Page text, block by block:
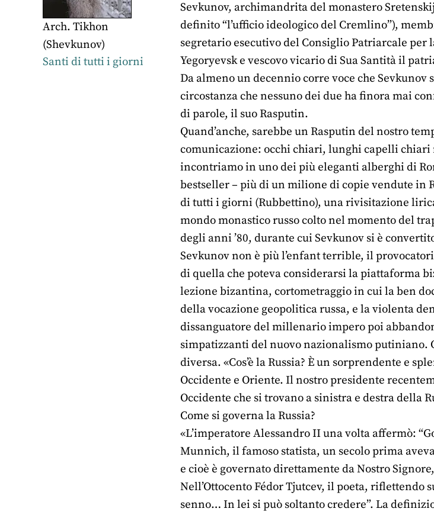
Arch. Tikhon
(Shevkunov)
Santi di tutti i giorni
Sevkunov, archimandrita del monastero
definito “l’ufficio ideologico del Cremlino”),
segretario esecutivo del Consiglio Patriarcale
Yegoryevsk e vescovo vicario di Sua Santità il
Da almeno un decennio corre voce che
circostanza che nessuno dei due ha finora mai
di parole, il suo Rasputin.
Quand’anche, sarebbe un Rasputin del nostro
comunicazione: occhi chiari, lunghi capelli
incontriamo in uno dei più eleganti alberghi di
bestseller – più di un milione di copie vendute
di tutti i giorni (Rubbettino), una rivisitazione
mondo monastico russo colto nel momento del
degli anni ’80, durante cui Sevkunov si è
Sevkunov non è più l’enfant terrible, il
di quella che poteva considerarsi la piattaforma
lezione bizantina, cortometraggio in cui la ben
della vocazione geopolitica russa, e la violenta
dissanguatore del millenario impero poi
simpatizzanti del nuovo nazionalismo putiniano.
diversa. «Cos’è la Russia? È un sorprendente e
Occidente e Oriente. Il nostro presidente
Occidente che si trovano a sinistra e destra della
Come si governa la Russia?
«L’imperatore Alessandro II una volta affermò:
Munnich, il famoso statista, un secolo prima
e cioè è governato direttamente da Nostro
Nell’Ottocento Fédor Tjutcev, il poeta, riflettendo
senno… In lei si può soltanto credere”. La